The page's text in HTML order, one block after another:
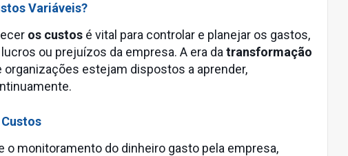
Variáveis?
os custos é vital para controlar e planejar os gastos,
ou prejuízos da empresa. A era da transformação
organizações estejam dispostos a aprender,
o monitoramento do dinheiro gasto pela empresa,